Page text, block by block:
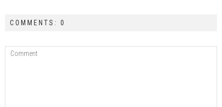
COMMENTS: 0